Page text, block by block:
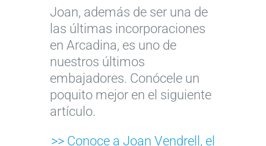
Joan, además de ser una de
las últimas incorporaciones
en Arcadina, es uno de
nuestros últimos
embajadores. Conócele un
poquito mejor en el siguiente
artículo.
>> Conoce a Joan Vendrell, el